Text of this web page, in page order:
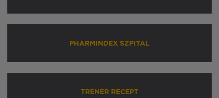
PHARMINDEX SZPITAL
TRENER RECEPT